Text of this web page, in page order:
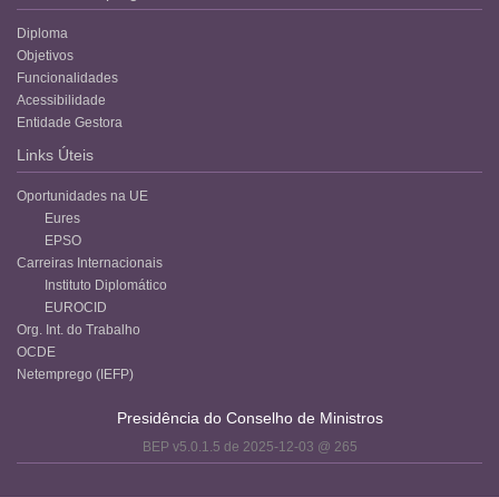
Diploma
Objetivos
Funcionalidades
Acessibilidade
Entidade Gestora
Links Úteis
Oportunidades na UE
Eures
EPSO
Carreiras Internacionais
Instituto Diplomático
EUROCID
Org. Int. do Trabalho
OCDE
Netemprego (IEFP)
Presidência do Conselho de Ministros
BEP v5.0.1.5 de 2025-12-03 @ 265